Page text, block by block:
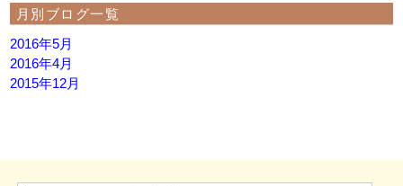
月別ブログ一覧
2016年5月
2016年4月
2015年12月